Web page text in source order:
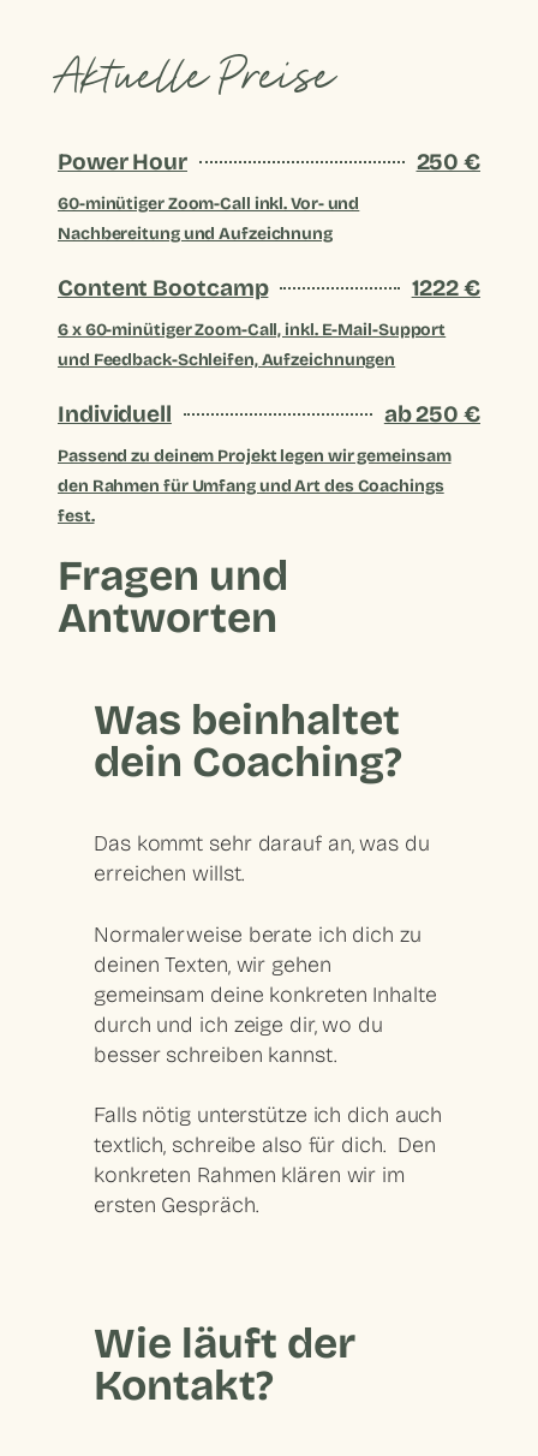
Aktuelle Preise
Power Hour 250 €
60-minütiger Zoom-Call inkl. Vor- und
Nachbereitung und Aufzeichnung
Content Bootcamp 1222 €
6 x 60-minütiger Zoom-Call, inkl. E-Mail-Support
und Feedback-Schleifen, Aufzeichnungen
Individuell ab 250 €
Passend zu deinem Projekt legen wir gemeinsam
den Rahmen für Umfang und Art des Coachings
fest.
Fragen und
Antworten
Was beinhaltet
dein Coaching?
Das kommt sehr darauf an, was du
erreichen willst.
Normalerweise berate ich dich zu
deinen Texten, wir gehen
gemeinsam deine konkreten Inhalte
durch und ich zeige dir, wo du
besser schreiben kannst.
Falls nötig unterstütze ich dich auch
textlich, schreibe also für dich. Den
konkreten Rahmen klären wir im
ersten Gespräch.
Wie läuft der
Kontakt?